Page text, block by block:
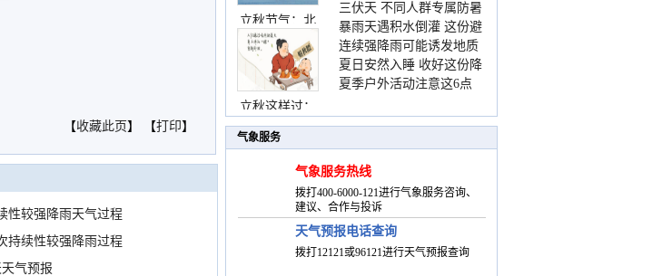
【收藏此页 】 【打印】
性较强降雨天气过程
持续性较强降雨过程
气预报
立秋节气：北
立秋这样过：
这份攻略请收好
三伏天 不同人群专属防暑
要点请收好
暴雨天遇积水倒灌 这份避
险提示请收好
连续强降雨可能诱发地质
灾害 这些前兆要知道
夏日安然入睡 收好这份降
温小贴士
夏季户外活动注意这6点
气象服务
气象服务热线
拨打400-6000-121进行气象服务咨询、
建议、合作与投诉
天气预报电话查询
拨打12121或96121进行天气预报查询